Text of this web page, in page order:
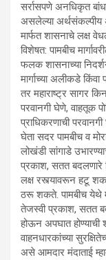
सर्रासपणे अनधिकृत
असलेल्या अर्थसंकल्पीय
मार्फत शासनाचे लक्ष
विशेषत: पामबीच
फलक शासनाच्या
मार्गाच्या अलीकडे
तर महाराष्ट्र सागर
परवानगी घेणे, वाहतूक
प्राधिकरणाची
घेता सदर पामबीच व
लोखंडी सांगाडे
प्रकाश, सतत बदलणारे
लक्ष रस्त्यावरून हटू
ठरू शकते. पामबीच येथे
तेजस्वी प्रकाश, सतत
होऊन अपघात होण्याची
वाहनधारकांच्या
असे आमदार मंदाताई